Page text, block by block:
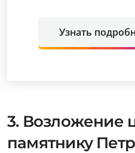
Узнать
3. Возложение
памятнику